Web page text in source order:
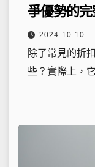
爭優勢的
2024-10-10
除了常見的折
些？實際上，